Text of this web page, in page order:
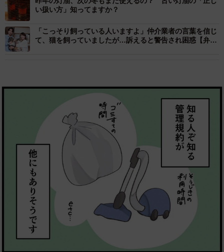
い扱い方」知ってますか？
「こっそり飼っている人いますよ」仲介業者の言葉を信じ
て、猫を飼っていましたが…訴えると警告され困惑【弁護